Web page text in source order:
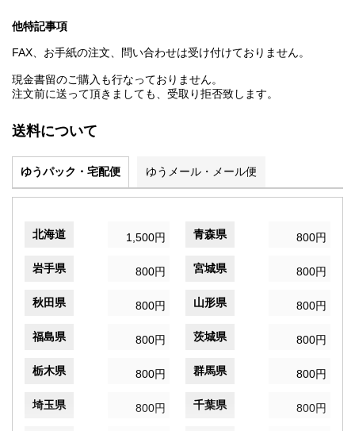
他特記事項
FAX、お手紙の注文、問い合わせは受け付けておりません。
現金書留のご購入も行なっておりません。
注文前に送って頂きましても、受取り拒否致します。
送料について
ゆうパック・宅配便 ゆうメール・メール便
北海道 1,500円 青森県 800円
岩手県 800円 宮城県 800円
秋田県 800円 山形県 800円
福島県 800円 茨城県 800円
栃木県 800円 群馬県 800円
埼玉県 800円 千葉県 800円